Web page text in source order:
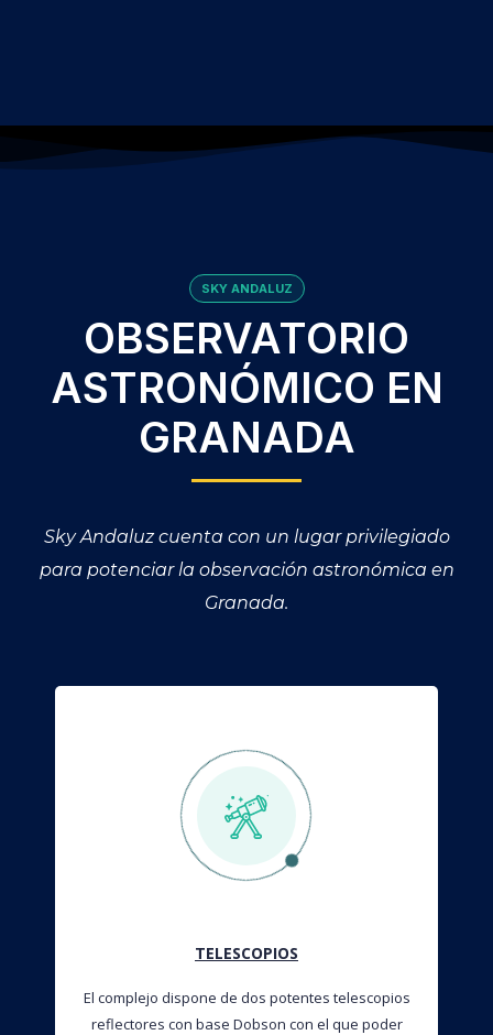
SKY ANDALUZ
OBSERVATORIO
ASTRONÓMICO EN
GRANADA
Sky Andaluz cuenta con un lugar privilegiado
para potenciar la observación astronómica en
Granada.
TELESCOPIOS
El complejo dispone de dos potentes telescopios
reflectores con base Dobson con el que poder